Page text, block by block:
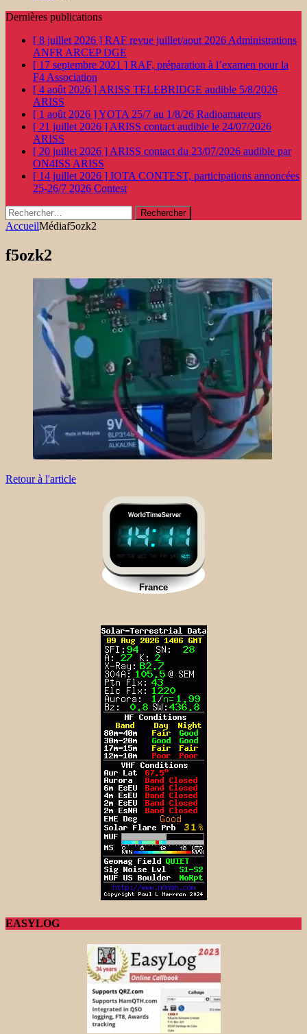
Dernières publications
[ 8 juillet 2026 ] RAF revue juillet/aout 2026 Administrations
ANFR ARCEP DGE
[ 17 septembre 2021 ] RAF, préparation à l’examen pour la
F4 Association
[ 4 août 2026 ] ARISS TELEBRIDGE audible 5/8/2026
ARISS
[ 1 août 2026 ]YOTA 25/7 au 1/8/26 Radioamateurs
[ 21 juillet 2026 ] ARISS contact audible le 24/07/2026
ARISS
[ 20 juillet 2026 ] ARISS contact du 23/07/2026 audible par
ON4ISS ARISS
[ 14 juillet 2026 ] IOTA CONTEST, participations annoncées
25-26/7 2026 Contest
Rechercher :
AccueilMédiaf5ozk2
f5ozk2
Retour à l'article
EASYLOG